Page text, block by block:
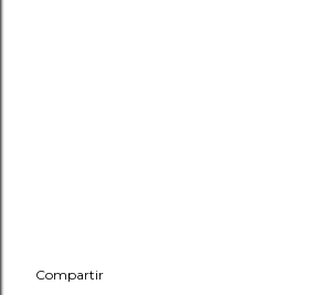
Compartir